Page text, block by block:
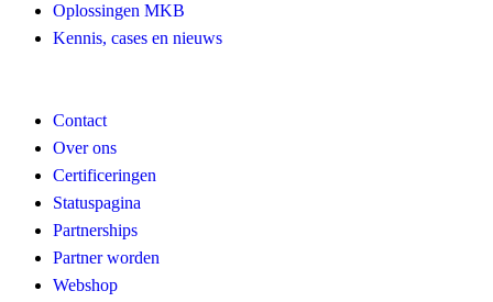
Oplossingen MKB
Kennis, cases en nieuws
Contact
Over ons
Certificeringen
Statuspagina
Partnerships
Partner worden
Webshop